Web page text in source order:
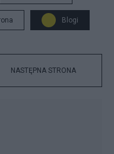
Blogi
NASTĘPNA STRONA